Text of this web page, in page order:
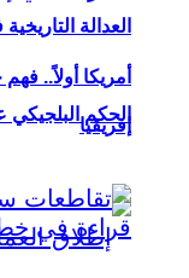
العدالة
الحكم البلجيكي
أمريكا أولاً..
إفريقيا